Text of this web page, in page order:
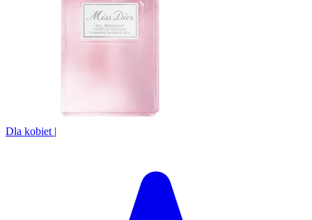
Dla kobiet |